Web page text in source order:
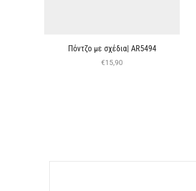
Πόντζο με σχέδια| AR5494
€15,90